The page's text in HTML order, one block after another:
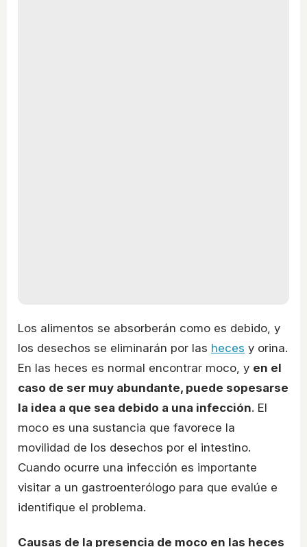
Los alimentos se absorberán como es debido, y
los desechos se eliminarán por las heces y orina.
En las heces es normal encontrar moco, y en el
caso de ser muy abundante, puede sopesarse
la idea a que sea debido a una infección. El
moco es una sustancia que favorece la
movilidad de los desechos por el intestino.
Cuando ocurre una infección es importante
visitar a un gastroenterólogo para que evalúe e
identifique el problema.
Causas de la presencia de moco en las heces